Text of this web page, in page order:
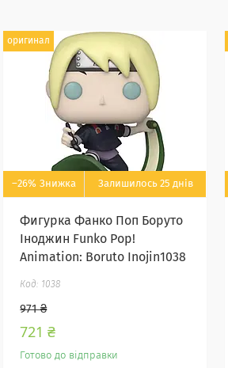
оригинал
–26% Залишилось 25 днів
Фигурка Фанко Поп Боруто
Іноджин Funko Pop!
Animation: Boruto Inojin1038
1038
971 ₴
721 ₴
Готово до відправки